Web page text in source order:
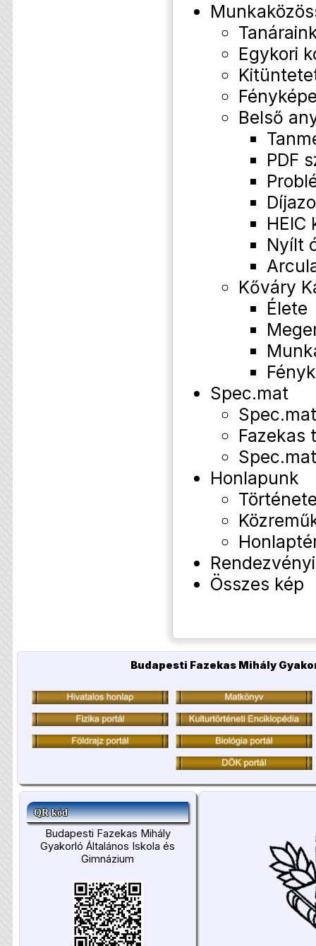
Egykori
Belső
PDF
HEIC
Nyílt
Kőváry
Élete
Spec.mat
Fazekas
Honlapunk
Összes kép
Budapesti Fazekas Mihály
QR kód
Budapesti Fazekas Mihály
Gyakorló Általános Iskola és
Gimnázium